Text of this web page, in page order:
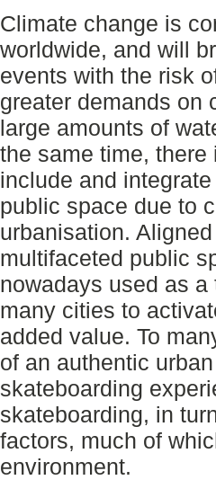
Climate change is
worldwide, and will
events with the risk
greater demands on
large amounts of
the same time,
include and
public space due to
urbanisation.
multifaceted public
nowadays used as
many cities to
added value. To
of an authentic
skateboarding
skateboarding, in
factors, much of
environment.